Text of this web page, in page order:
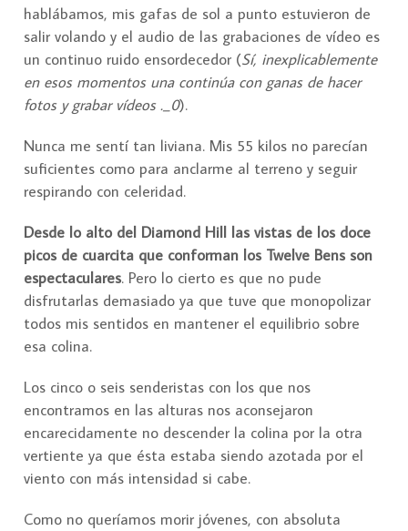
hablábamos, mis gafas de sol a punto estuvieron de
salir volando y el audio de las grabaciones de vídeo es
un continuo ruido ensordecedor (Sí, inexplicablemente
en esos momentos una continúa con ganas de hacer
fotos y grabar vídeos ._0).
Nunca me sentí tan liviana. Mis 55 kilos no parecían
suficientes como para anclarme al terreno y seguir
respirando con celeridad.
Desde lo alto del Diamond Hill las vistas de los doce
picos de cuarcita que conforman los Twelve Bens son
espectaculares. Pero lo cierto es que no pude
disfrutarlas demasiado ya que tuve que monopolizar
todos mis sentidos en mantener el equilibrio sobre
esa colina.
Los cinco o seis senderistas con los que nos
encontramos en las alturas nos aconsejaron
encarecidamente no descender la colina por la otra
vertiente ya que ésta estaba siendo azotada por el
viento con más intensidad si cabe.
Como no queríamos morir jóvenes, con absoluta